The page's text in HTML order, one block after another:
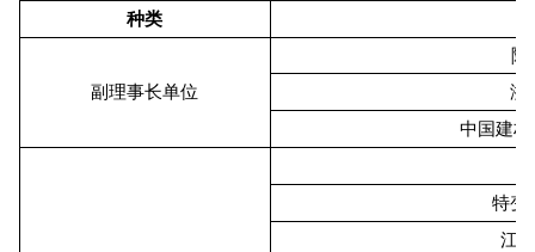
种类
副理事长单位
隆
浙
中国建
特变
江